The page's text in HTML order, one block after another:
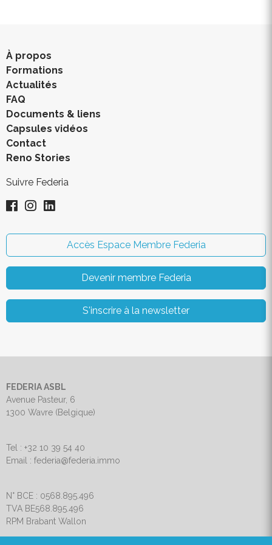
À propos
Formations
Actualités
FAQ
Documents & liens
Capsules vidéos
Contact
Reno Stories
Suivre Federia
Accès Espace Membre Federia
Devenir membre Federia
S'inscrire à la newsletter
FEDERIA ASBL
Avenue Pasteur, 6
1300 Wavre (Belgique)
Tel : +32 10 39 54 40
Email : federia@federia.immo
N° BCE : 0568.895.496
TVA BE568.895.496
RPM Brabant Wallon